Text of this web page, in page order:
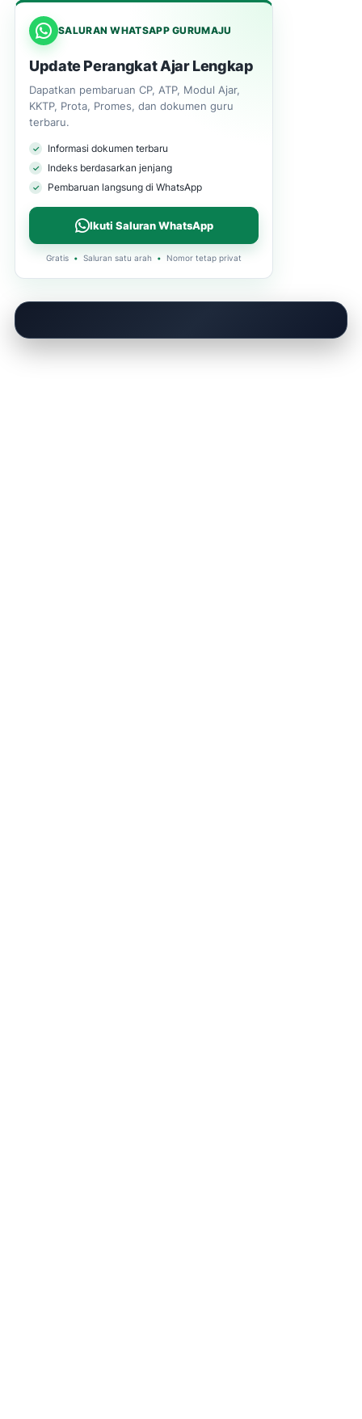
SALURAN WHATSAPP GURUMAJU
Update Perangkat Ajar Lengkap
Dapatkan pembaruan CP, ATP, Modul Ajar,
KKTP, Prota, Promes, dan dokumen guru
terbaru.
Informasi dokumen terbaru
Indeks berdasarkan jenjang
Pembaruan langsung di WhatsApp
Ikuti Saluran WhatsApp
Gratis • Saluran satu arah • Nomor tetap privat